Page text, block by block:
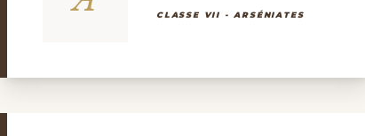
CLASSE VII - ARSÉNIATES